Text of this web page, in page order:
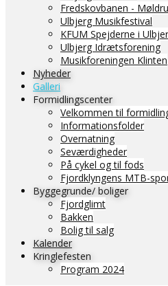
Fredskovbanen -
Ulbjerg Musikfestival
KFUM Spejderne i
Ulbjerg Idrætsforening
Musikforeningen Klinten
Nyheder
Galleri
Formidlingscenter
Velkommen til
Informationsfolder
Overnatning
Seværdigheder
På cykel og til fods
Fjordklyngens MTB-
Byggegrunde/ boliger
Fjordglimt
Bakken
Bolig til salg
Kalender
Kringlefesten
Program 2024